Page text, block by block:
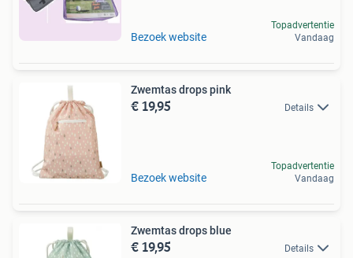
Bezoek website
Topadvertentie
Vandaag
Zwemtas drops pink
€ 19,95 Details
Bezoek website
Topadvertentie
Vandaag
Zwemtas drops blue
€ 19,95 Details